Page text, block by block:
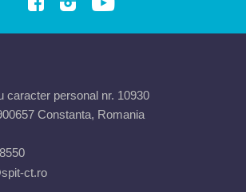
caracter personal nr. 10930
Constanta, Romania
ct.ro